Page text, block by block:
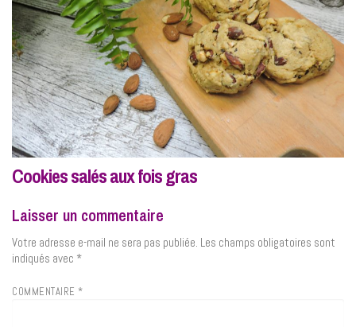
Cookies salés aux fois gras
Laisser un commentaire
Votre adresse e-mail ne sera pas publiée. Les champs obligatoires sont
indiqués avec *
COMMENTAIRE *